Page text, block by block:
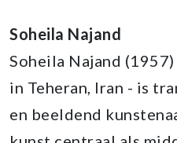
Soheila Najand
Soheila Najand
in Teheran, Iran - is
en beeldend